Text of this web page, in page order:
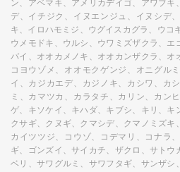
ン、アベマキ、アメリカデイゴ、アワブキ
デ、イチジク、イヌエンジュ、イヌシデ
キ、イロハモミジ、ウグイスカグラ、ウコ
ウメモドキ、ウルシ、ウワミズザクラ、エ
バイ、オオカメノキ、オオカンザクラ、オ
コヨウゾメ、オオモクゲンジ、オニグル
イ、カジカエデ、カジノキ、カシワ、カ
ミ、カマツカ、カラタチ、カリン、カン
ゲ、キソケイ、キハダ、キブシ、キリ、キ
クサギ、クヌギ、クマシデ、クマノミズキ
カイツツジ、コウゾ、コデマリ、コナラ
ギ、ゴンズイ、サイカチ、ザクロ、サトウ
ベリ、サワグルミ、サワフタギ、サンザシ